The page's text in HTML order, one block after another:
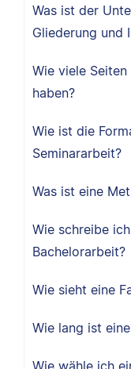
Was ist der
Gliederung und
Wie viele
haben?
Wie ist die
Seminararbeit?
Was ist eine
Wie schreibe
Bachelorarbeit?
Wie sieht eine
Wie lang ist
Wie wähle ich